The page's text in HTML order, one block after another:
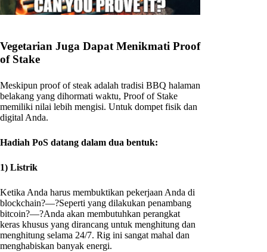
Vegetarian Juga Dapat Menikmati Proof
of Stake
Meskipun proof of steak adalah tradisi BBQ halaman
belakang yang dihormati waktu, Proof of Stake
memiliki nilai lebih mengisi. Untuk dompet fisik dan
digital Anda.
Hadiah PoS datang dalam dua bentuk:
1) Listrik
Ketika Anda harus membuktikan pekerjaan Anda di
blockchain?—?Seperti yang dilakukan penambang
bitcoin?—?Anda akan membutuhkan perangkat
keras khusus yang dirancang untuk menghitung dan
menghitung selama 24/7. Rig ini sangat mahal dan
menghabiskan banyak energi.